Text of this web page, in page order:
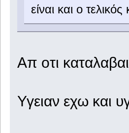
είναι και ο
Απ οτι
Υγειαν εχω και